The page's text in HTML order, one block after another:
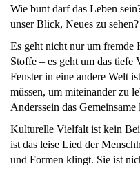
Wie bunt darf das Leben
unser Blick, Neues zu sehen?
Es geht nicht nur um fremde
Stoffe – es geht um das tiefe
Fenster in eine andere Welt
müssen, um miteinander zu
Anderssein das Gemeinsame
Kulturelle Vielfalt ist kein
ist das leise Lied der
und Formen klingt. Sie ist